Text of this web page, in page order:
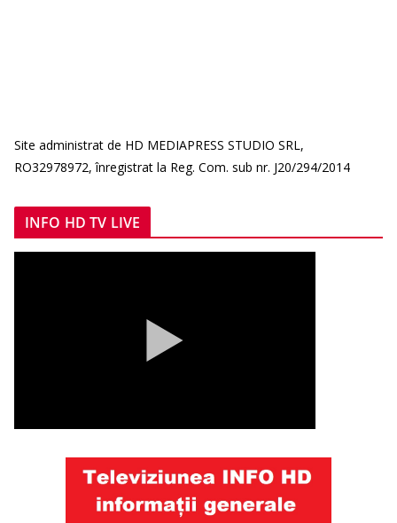
Site administrat de HD MEDIAPRESS STUDIO SRL,
RO32978972, înregistrat la Reg. Com. sub nr. J20/294/2014
INFO HD TV LIVE